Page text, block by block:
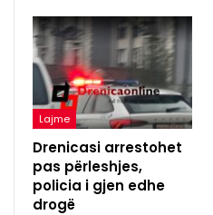
Lajme
Drenicasi arrestohet
pas përleshjes,
policia i gjen edhe
drogë